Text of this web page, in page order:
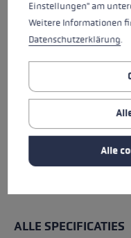
Ersatzsegment
Stöcke.
Rohrmaterial:
ALLE SPECIFICATIES
Einstellungen" am
Weitere Informationen
Datenschutzerklärung.
Alle